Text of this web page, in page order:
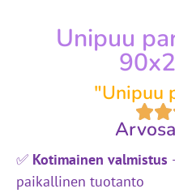
Unipuu
"Unipuu
✅ Kotimainen valmistus
paikallinen tuotanto